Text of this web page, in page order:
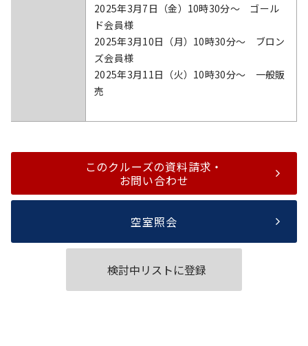
2025年3月7日（金）10時30分～ ゴール
ド会員様
2025年3月10日（月）10時30分～ ブロン
ズ会員様
2025年3月11日（火）10時30分～ 一般販
売
このクルーズの資料請求・
お問い合わせ
空室照会
検討中リストに登録